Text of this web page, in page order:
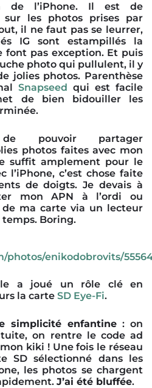
de l’iPhone. Il est de
les photos prises par
il ne faut pas se leurrer,
IG sont estampillés la
font pas exception. Et puis
photo qui pullulent, il y
jolies photos. Parenthèse
Snapseed
qui est facile
de bien bidouiller les
pouvoir partager
photos faites avec mon
suffit amplement pour le
l’iPhone, c’est chose faite
de doigts. Je devais à
mon APN à l’ordi ou
ma carte via un lecteur
Boring.
a joué un rôle clé en
la carte SD Eye-Fi.
simplicité enfantine : on
on rentre le code ad
kiki ! Une fois le réseau
SD sélectionné dans les
les photos se chargent
J’ai été bluffée.